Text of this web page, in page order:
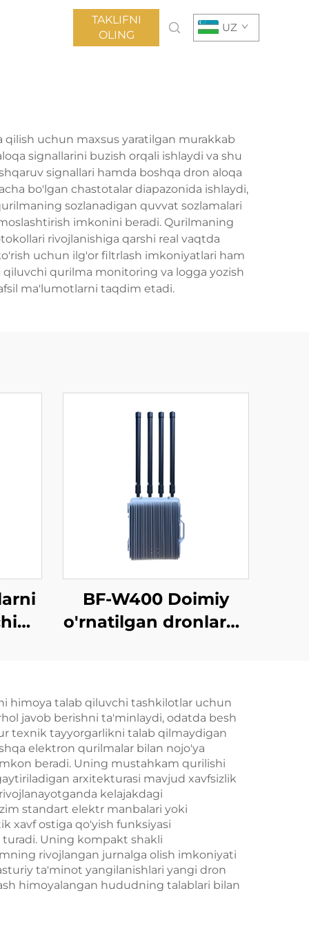
TAKLIFNI
OLING
UZ
uchun maxsus yaratilgan murakkab
signallarini buzish orqali ishlaydi va shu
signallari hamda boshqa dron aloqa
bo'lgan chastotalar diapazonida ishlaydi,
sozlanadigan quvvat sozlamalari
imkonini beradi. Qurilmaning
rivojlanishiga qarshi real vaqtda
uchun ilg'or filtrlash imkoniyatlari ham
qiluvchi qurilma monitoring va logga yozish
ma'lumotlarni taqdim etadi.
BF-W400 Doimiy
o'rnatilgan dronlarga
himoya talab qiluvchi tashkilotlar uchun
javob berishni ta'minlaydi, odatda besh
texnik tayyorgarlikni talab qilmaydigan
elektron qurilmalar bilan nojo'ya
beradi. Uning mustahkam qurilishi
arxitekturasi mavjud xavfsizlik
kelajakdagi
standart elektr manbalari yoki
xavf ostiga qo'yish funksiyasi
Uning kompakt shakli
rivojlangan jurnalga olish imkoniyati
ta'minot yangilanishlari yangi dron
himoyalangan hududning talablari bilan